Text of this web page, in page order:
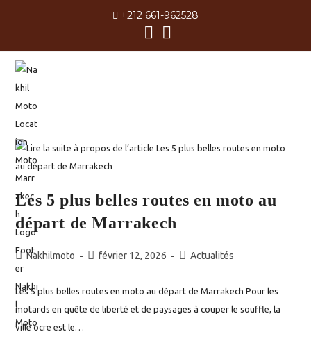
+212 661-962528
Les 5 plus belles routes en moto au
départ de Marrakech
Auteur/autrice
de
la
publication :
Nakhilmoto
Publication
février 12, 2026
PostActualités
Les 5 plus belles routes en moto au départ de Marrakech Pour les
motards en quête de liberté et de paysages à couper le souffle, la
ville ocre est le…